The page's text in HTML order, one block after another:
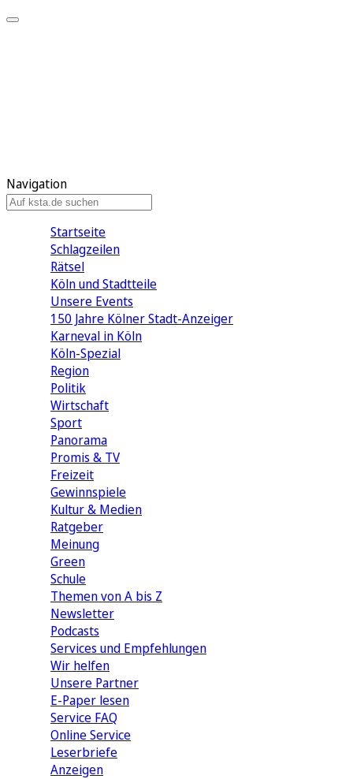
Navigation
Startseite
Schlagzeilen
Rätsel
Köln und Stadtteile
Unsere Events
150 Jahre Kölner Stadt-Anzeiger
Karneval in Köln
Köln-Spezial
Region
Politik
Wirtschaft
Sport
Panorama
Promis & TV
Freizeit
Gewinnspiele
Kultur & Medien
Ratgeber
Meinung
Green
Schule
Themen von A bis Z
Newsletter
Podcasts
Services und Empfehlungen
Wir helfen
Unsere Partner
E-Paper lesen
Service FAQ
Online Service
Leserbriefe
Anzeigen